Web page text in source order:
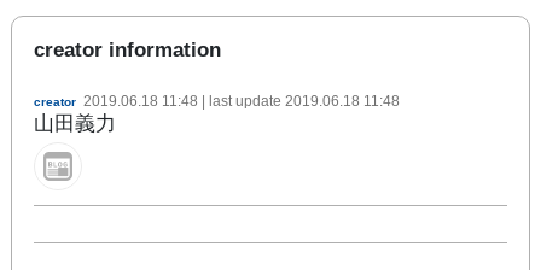
creator information
creator 2019.06.18 11:48 | last update 2019.06.18 11:48
山田義力